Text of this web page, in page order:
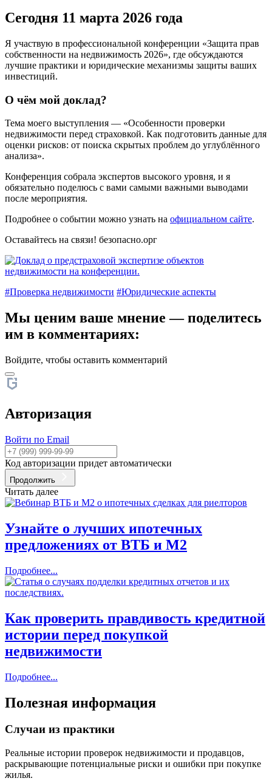
Сегодня 11 марта 2026 года
Я участвую в профессиональной конференции «Защита прав
собственности на недвижимость 2026», где обсуждаются
лучшие практики и юридические механизмы защиты ваших
инвестиций.
О чём мой доклад?
Тема моего выступления — «Особенности проверки
недвижимости перед страховкой. Как подготовить данные для
оценки рисков: от поиска скрытых проблем до углублённого
анализа».
Конференция собрала экспертов высокого уровня, и я
обязательно поделюсь с вами самыми важными выводами
после мероприятия.
Подробнее о событии можно узнать на официальном сайте.
Оставайтесь на связи! безопасно.орг
#Проверка недвижимости #Юридические аспекты
Мы ценим ваше мнение — поделитесь
им в комментариях:
Войдите, чтобы оставить комментарий
Авторизация
Войти по Email
Код авторизации придет автоматически
Продолжить
Читать далее
Узнайте о лучших ипотечных
предложениях от ВТБ и М2
Подробнее...
Как проверить правдивость кредитной
истории перед покупкой
недвижимости
Подробнее...
Полезная информация
Случаи из практики
Реальные истории проверок недвижимости и продавцов,
раскрывающие потенциальные риски и ошибки при покупке
жилья.